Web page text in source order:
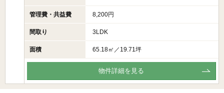
管理費・共益費 8,200円
間取り 3LDK
面積 65.18㎡／19.71坪
物件詳細を見る